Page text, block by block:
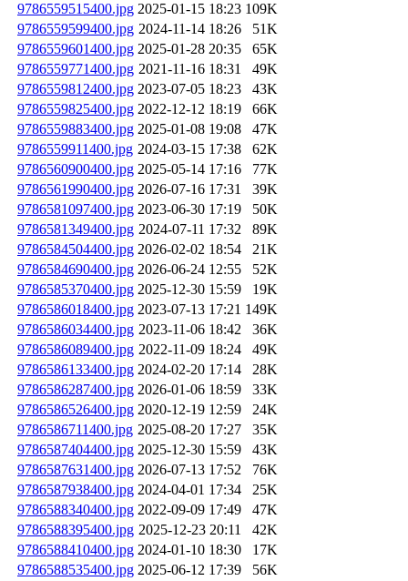
9786559515400.jpg 2025-01-15 18:23 109K
9786559599400.jpg 2024-11-14 18:26
51K
9786559601400.jpg 2025-01-28 20:35
65K
9786559771400.jpg 2021-11-16 18:31
49K
9786559812400.jpg 2023-07-05 18:23
43K
9786559825400.jpg 2022-12-12 18:19
66K
9786559883400.jpg 2025-01-08 19:08
47K
9786559911400.jpg 2024-03-15 17:38
62K
9786560900400.jpg 2025-05-14 17:16
77K
9786561990400.jpg 2026-07-16 17:31
39K
9786581097400.jpg 2023-06-30 17:19
50K
9786581349400.jpg 2024-07-11 17:32
89K
9786584504400.jpg 2026-02-02 18:54
21K
9786584690400.jpg 2026-06-24 12:55
52K
9786585370400.jpg 2025-12-30 15:59
19K
9786586018400.jpg 2023-07-13 17:21 149K
9786586034400.jpg 2023-11-06 18:42
36K
9786586089400.jpg 2022-11-09 18:24
49K
9786586133400.jpg 2024-02-20 17:14
28K
9786586287400.jpg 2026-01-06 18:59
33K
9786586526400.jpg 2020-12-19 12:59
24K
9786586711400.jpg 2025-08-20 17:27
35K
9786587404400.jpg 2025-12-30 15:59
43K
9786587631400.jpg 2026-07-13 17:52
76K
9786587938400.jpg 2024-04-01 17:34
25K
9786588340400.jpg 2022-09-09 17:49
47K
9786588395400.jpg 2025-12-23 20:11
42K
9786588410400.jpg 2024-01-10 18:30
17K
9786588535400.jpg 2025-06-12 17:39
56K